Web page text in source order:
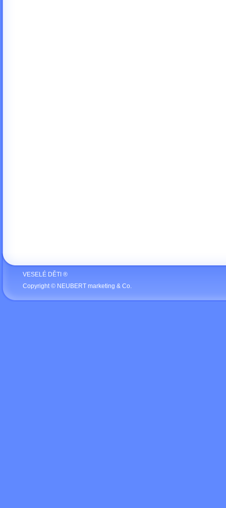
VESELÉ DĚTI ®
Copyright © NEUBERT marketing & Co.